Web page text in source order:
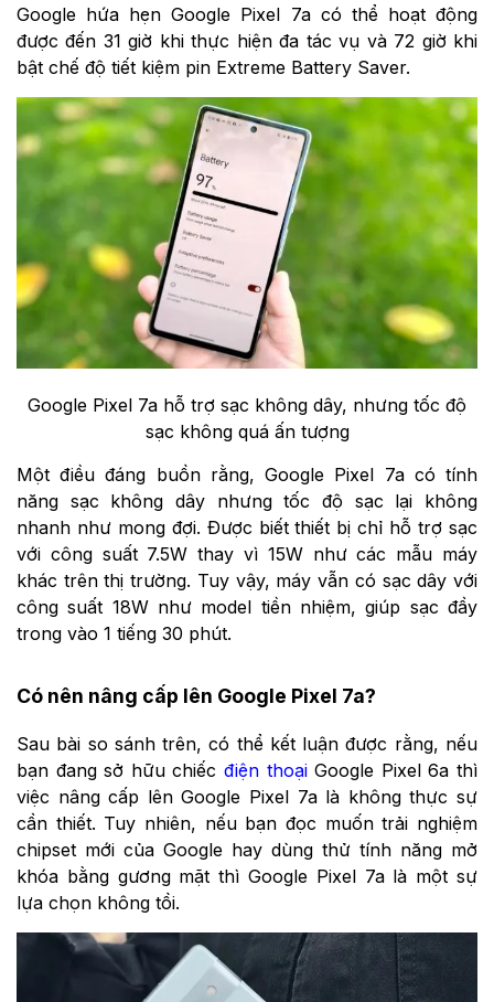
Google hứa hẹn Google Pixel 7a có thể hoạt động
được đến 31 giờ khi thực hiện đa tác vụ và 72 giờ khi
bật chế độ tiết kiệm pin Extreme Battery Saver.
Google Pixel 7a hỗ trợ sạc không dây, nhưng tốc độ
sạc không quá ấn tượng
Một điều đáng buồn rằng, Google Pixel 7a có tính
năng sạc không dây nhưng tốc độ sạc lại không
nhanh như mong đợi. Được biết thiết bị chỉ hỗ trợ sạc
với công suất 7.5W thay vì 15W như các mẫu máy
khác trên thị trường. Tuy vậy, máy vẫn có sạc dây với
công suất 18W như model tiền nhiệm, giúp sạc đầy
trong vào 1 tiếng 30 phút.
Có nên nâng cấp lên Google Pixel 7a?
Sau bài so sánh trên, có thể kết luận được rằng, nếu
bạn đang sở hữu chiếc điện thoạiGoogle Pixel 6a thì
việc nâng cấp lên Google Pixel 7a là không thực sự
cần thiết. Tuy nhiên, nếu bạn đọc muốn trải nghiệm
chipset mới của Google hay dùng thử tính năng mở
khóa bằng gương mặt thì Google Pixel 7a là một sự
lựa chọn không tồi.